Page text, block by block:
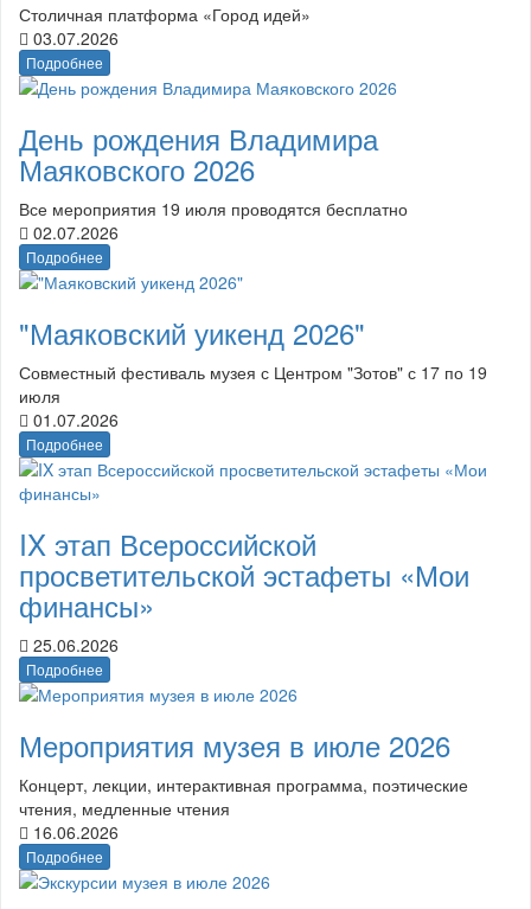
Столичная платформа «Город идей»
03.07.2026
Подробнее
День рождения Владимира
Маяковского 2026
Все мероприятия 19 июля проводятся бесплатно
02.07.2026
Подробнее
"Маяковский уикенд 2026"
Совместный фестиваль музея с Центром "Зотов" с 17 по 19
июля
01.07.2026
Подробнее
IX этап Всероссийской
просветительской эстафеты «Мои
финансы»
25.06.2026
Подробнее
Мероприятия музея в июле 2026
Концерт, лекции, интерактивная программа, поэтические
чтения, медленные чтения
16.06.2026
Подробнее